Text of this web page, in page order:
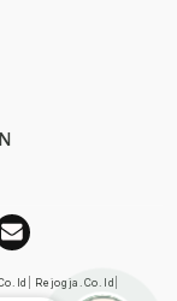
Rejogja.co.id